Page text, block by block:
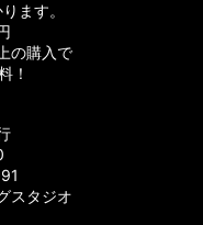
ます。
の購入で
！
スタジオ